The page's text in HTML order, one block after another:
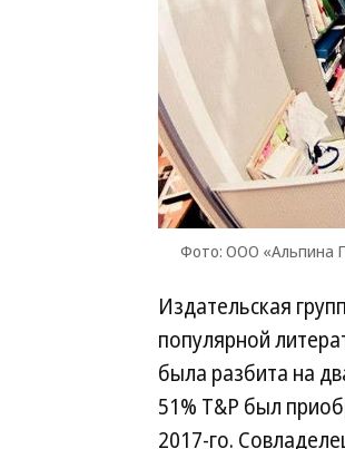
Фото: ООО «Альпина
Издательская
популярной
была разбита на
51% T&P был
2017-го.